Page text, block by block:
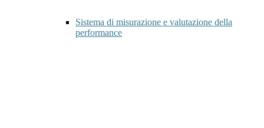
Sistema di misurazione e valutazione della
performance